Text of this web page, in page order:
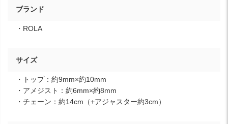
ブランド
・ROLA
サイズ
・トップ：約9mm×約10mm
・アメジスト：約6mm×約8mm
・チェーン：約14cm（+アジャスター約3cm）